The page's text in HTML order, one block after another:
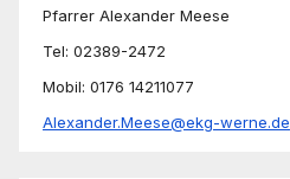
Pfarrer Alexander Meese
Tel: 02389-2472
Mobil: 0176 14211077
Alexander.Meese@ekg-werne.de